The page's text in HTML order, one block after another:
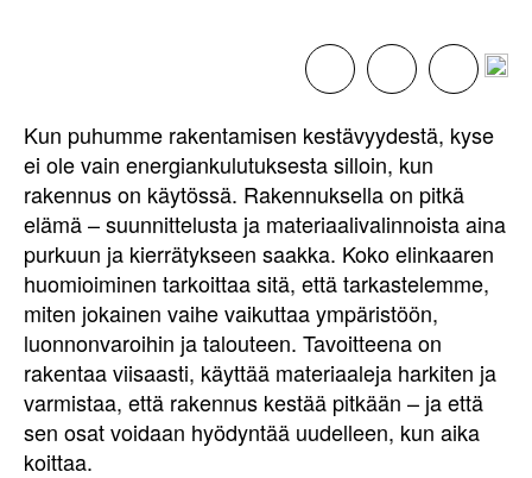
Kun puhumme rakentamisen kestävyydestä, kyse
ei ole vain energiankulutuksesta silloin, kun
rakennus on käytössä. Rakennuksella on pitkä
elämä – suunnittelusta ja materiaalivalinnoista aina
purkuun ja kierrätykseen saakka. Koko elinkaaren
huomioiminen tarkoittaa sitä, että tarkastelemme,
miten jokainen vaihe vaikuttaa ympäristöön,
luonnonvaroihin ja talouteen. Tavoitteena on
rakentaa viisaasti, käyttää materiaaleja harkiten ja
varmistaa, että rakennus kestää pitkään – ja että
sen osat voidaan hyödyntää uudelleen, kun aika
koittaa.